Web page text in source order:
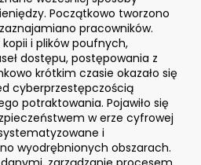
Początkowo tworzono
pracowników.
i plików poufnych,
dostępu, postępowania z
krótkim czasie okazało się
cyberprzestępczością
potraktowania. Pojawiło się
w erze cyfrowej
i
wyodrębnionych obszarach.